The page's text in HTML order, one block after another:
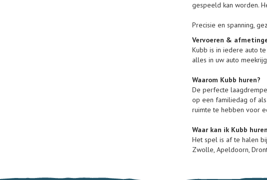
gespeeld kan worden.
Precisie en spanning,
Vervoeren &
Kubb is in iedere auto
alles in uw auto
Waarom Kubb huren?
De perfecte
op een familiedag of
ruimte te hebben voor
Waar kan ik Kubb
Het spel is af te halen
Zwolle, Apeldoorn,